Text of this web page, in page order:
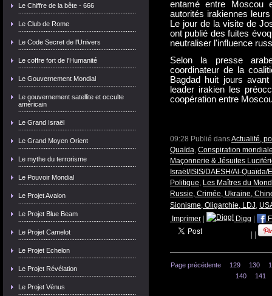
Le Chiffre de la bête - 666
Le Club de Rome
Le Code Secret de l'Univers
Le coffre fort de l'Humanité
Le Gouvernement Mondial
Le gouvernement satellite et occulte
américain
Le Grand Israël
Le Grand Moyen Orient
Le mythe du terrorisme
Le Pouvoir Mondial
Le Projet Avalon
Le Projet Blue Beam
Le Projet Camelot
Le Projet Echelon
Le Projet Révélation
Le Projet Vénus
entamé entre Moscou
autorités irakiennes
Le jour de la visite de
ont publié des fuites
neutraliser l'influence
Selon la presse
coordinateur de la
Bagdad huit jours
leader irakien les
coopération entre
09:28 Publié dansActualité,
Quaïda, Conspiration
Maçonnerie & Jésuites
Israël/ISIS/DAESH/Al-Quaïda/
Politique, Les Maîtres du
Russie, Crimée, Ukraine,
Sionisme, Oligarchie, LDJ,
Imprimer
Digg
Page précédente 129 130
140
141